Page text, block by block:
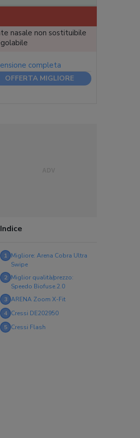
nasale non sostituibile
completa
OFFERTA MIGLIORE
Indice
1 Migliore: Arena Cobra Ultra
Swipe
2 Miglior qualità/prezzo:
Speedo Biofuse.2.0
3 ARENA Zoom X-Fit
4 Cressi DE202950
5 Cressi Flash